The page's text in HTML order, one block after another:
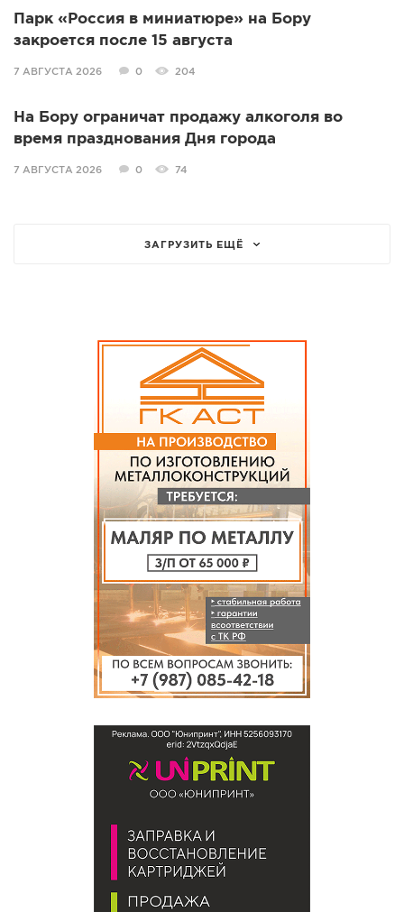
Парк «Россия в миниатюре» на Бору
закроется после 15 августа
7 АВГУСТА 2026 0 204
На Бору ограничат продажу алкоголя во
время празднования Дня города
7 АВГУСТА 2026 0 74
ЗАГРУЗИТЬ ЕЩЁ